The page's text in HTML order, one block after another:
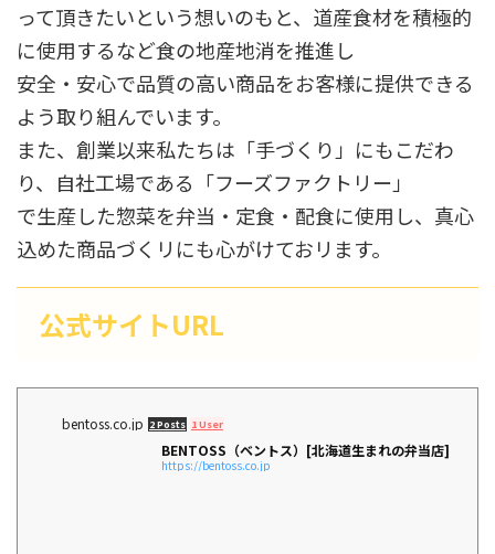
って頂きたいという想いのもと、道産食材を積極的
に使用するなど食の地産地消を推進し
安全・安心で品質の高い商品をお客様に提供できる
よう取り組んでいます。
また、創業以来私たちは「手づくり」にもこだわ
り、自社工場である「フーズファクトリー」
で生産した惣菜を弁当・定食・配食に使用し、真心
込めた商品づくリにも心がけておリます。
公式サイトURL
bentoss.co.jp 2 Posts 1 User
BENTOSS（ベントス）[北海道生まれの弁当店]
https://bentoss.co.jp